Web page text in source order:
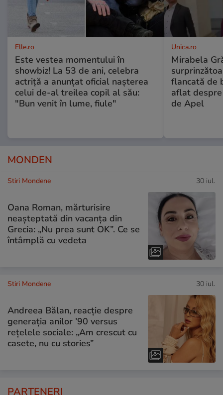
Elle.ro
Este vestea momentului în
showbiz! La 53 de ani, celebra
actriță a anunțat oficial nașterea
celui de-al treilea copil al său:
"Bun venit în lume, fiule"
Unica.ro
Mirabela
flancată de
aflat
de Apel
MONDEN
Stiri Mondene 30 iul.
Oana Roman, mărturisire
neașteptată din vacanța din
Grecia: „Nu prea sunt OK”. Ce se
întâmplă cu vedeta
Stiri Mondene 30 iul.
Andreea Bălan, reacție despre
generația anilor ’90 versus
rețelele sociale: „Am crescut cu
casete, nu cu stories”
PARTENERI